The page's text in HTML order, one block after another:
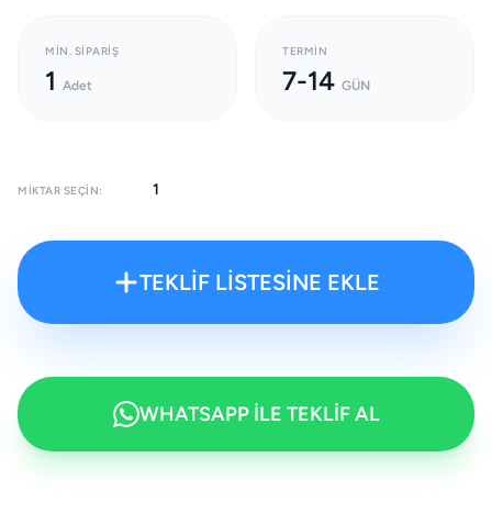
MIN. SIPARIŞ
1 Adet
TERMIN
7-14 GÜN
MIKTAR SEÇIN:
TEKLİF LİSTESİNE EKLE
WHATSAPP İLE TEKLİF AL